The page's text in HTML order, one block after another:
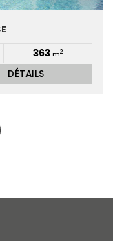
363 m2
DÉTAILS